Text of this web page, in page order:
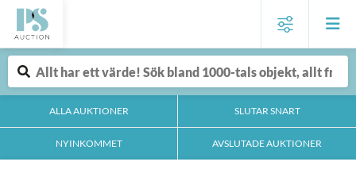
ALLA AUKTIONER SLUTAR SNART
NYINKOMMET AVSLUTADE AUKTIONER